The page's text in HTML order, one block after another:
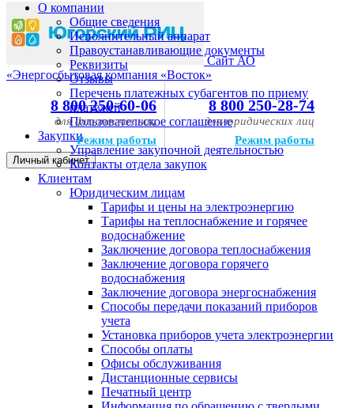
Сайт АО
«Энергосбытовая компания «Восток»
8 800 250-60-06
для физических лиц
Режим работы
8 800 250-28-74
для юридических лиц
Режим работы
Личный кабинет
О компании
Общие сведения
Исполнительный аппарат
Правоустанавливающие документы
Реквизиты
Отзывы
Перечень платежных субагентов по приему
платежей
Пользовательское соглашение
Закупки
Управление закупочной деятельностью
Контакты отдела закупок
Клиентам
Юридическим лицам
Тарифы и цены на электроэнергию
Тарифы на теплоснабжение и горячее
водоснабжение
Заключение договора теплоснабжения
Заключение договора горячего
водоснабжения
Заключение договора энергоснабжения
Способы передачи показаний приборов
учета
Установка приборов учета электроэнергии
Способы оплаты
Офисы обслуживания
Дистанционные сервисы
Печатный центр